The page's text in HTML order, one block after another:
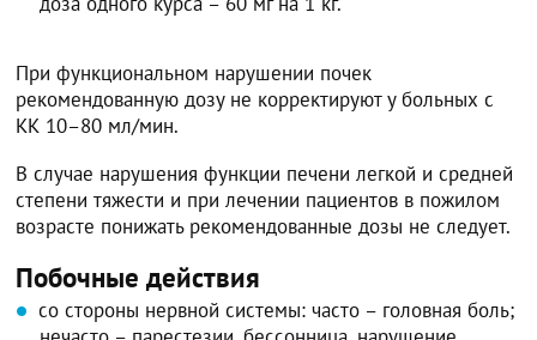
При функциональном нарушении почек
рекомендованную дозу не корректируют у больных с
КК 10–80 мл/мин.
В случае нарушения функции печени легкой и средней
степени тяжести и при лечении пациентов в пожилом
возрасте понижать рекомендованные дозы не следует.
Побочные действия
со стороны нервной системы: часто – головная боль;